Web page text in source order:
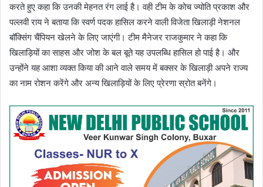
करते हुए कहा कि उनकी मेहनत रंग लाई है। वही टीम के कोच ज्योति प्रकाश और
पल्लवी राय ने बताया कि स्वर्ण पदक हासिल करने वाली विजेता खिलाड़ी नेशनल
बॉक्सिंग चैंपियन खेलने के लिए जाएंगी। टीम मैनेजर राजकुमार ने कहा कि
खिलाड़ियों का साहस और जोश के बल बूते यह उपलब्धि हासिल हो पाई है। और
उन्होंने यह आशा व्यक्त किया की आने वाले समय में बक्सर के खिलाड़ी अपने राज्य
का नाम रोशन करेंगे और अन्य खिलाड़ियों के लिए प्रेरणा स्रोत बनेंगे।